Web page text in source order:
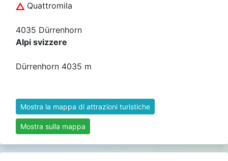
Quattromila
4035 Dürrenhorn
Alpi svizzere
Dürrenhorn 4035 m
Mostra la mappa di attrazioni turistiche
Mostra sulla mappa